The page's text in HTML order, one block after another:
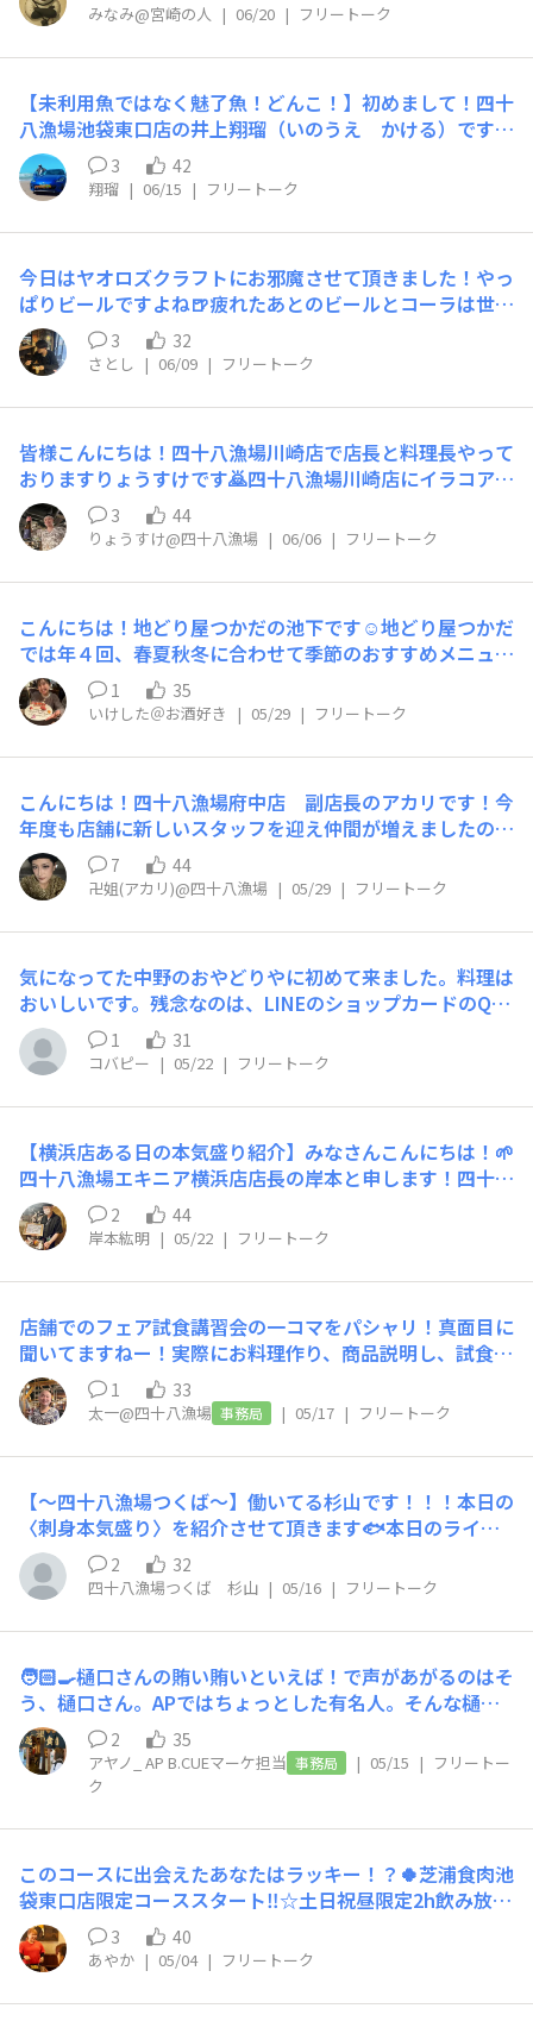
かけポン酢系！金華イワシを使用！(脂のりが抜群)そし
ちょいアクセントを！！天ぷらを塩とつゆで食べるだけは
なく、「それ以外」の食べ方でもっともっと楽しんでいた
だきたいという想いから新メニューとなりました！✨つま
める天ぷらって最高！！😆🍻続いてはドリンク！九段下
店名物やかん酎？！〇金のやかん酎10種類からお選びい
ただけます！お値段3.5倍の量は5倍っっ！注いで、注がれ
〇梅干し入りのバイバイスサワー！なんだか懐かしい味が
する…↑ホッピー&バイスがあるだけで下町感があって私
は好きです♡ホッとする感じ。サラリーマンが多い街九段
下ですが、みんなが落ち着くお店で帰ってきたくなる場所
でありたいなぁ…__________________________
_新メニュー紹介これぐらいにしておきます！あとはぜひ
も電車で9分🚃〒101-0051東京都千代田区 神田神保町3-4-
10 柳川ビル1F地下鉄半蔵門線「九段下駅」5番出口徒歩2
分地下鉄半蔵門線「神保町駅」A2番出口徒歩3分営業時
間 月〜金11:30〜14:00, 17:00〜23:00
ご予約、ご来店どしどしお待ちしております！♡YOSENA
BE投稿みたよ！って方には素敵な特典があるかも😆___
_________________挨拶申し遅れました…四十八漁
場九段下店の大里愛美(おおさとまなみ)と申します！1年
半ぶりに九段下店に戻ってまいりました！！✨飲むの食べ
るの大好き野郎…どころではないかも💦笑長くなってしま
が、以上とさせていただきます！皆様お待ちしておりま
す〜☺️！！今日もハッピーな1日になりますように✴︎
みなみ@宮崎の人 | 06/20 | フリートーク
【未利用魚ではなく魅了魚！どんこ！】初めまして！四十
八漁場池袋東口店の井上翔瑠（いのうえ かける）です！
今回はどんこ（エゾイソアイナメ）についてご紹介させて
いただいきます！このどんこはよく岩手県陸前高田市の契
約漁師さんが送ってくれています。始まりは東日本大震災
がきっかけで当時陸前高田市は膨大な被害が出てしまった
び漁師さんとタッグを組んで建て直していく過程の一つと
なったのがどんこです！どんこは未利用魚の一種で鮮度落
ちが早かったり見た目に賛否両論あったりとなかなか市場
では流通せずに捨てられていました。しかし、そこで当時
んこを贈ることに成功しました！当時の四十八漁場の料理
長の方々も普段のどんこと神経締めのどんこの違いに気づ
いてくれました！こんな思い出深いお魚のどんこを未利用
魚とは言わず魅了魚と言ってくれるように僕も日々お客様
にご紹介させていただきます！
3 42
翔瑠 | 06/15 | フリートーク
今日はヤオロズクラフトにお邪魔させて頂きました！やっ
ぱりビールですよね🍺疲れたあとのビールとコーラは世界
一です！看板メニューの地鶏のパリパリジューシーチキン
も炭じゃない良さも味わえますが、個人的には、、、、ク
リームチーズが最高でした！！ビールの良さをヤオロズだ
からこそ感じれました！クリームチーズみなさん食べてく
3 32
さとし | 06/09 | フリートーク
皆様こんにちは！四十八漁場川崎店で店長と料理長やって
おりますりょうすけです🙇四十八漁場川崎店にイラコアナ
ゴ(通称黒ハモ)がたくさん入りましたので紹介させていた
だきます！✨・産地・漁師北海道は道東地方より・美味し
い理由深海生物なので脂のりがよい！鮮度落ちが早いた
め、基本的には産地で消費されることが多い中、漁師直結
度で届けられております！・おすすめ調理法『白焼き』🔥
皮目の香りが香ばしく、思ってるよりも多めのワサビとと
もに食べれば口の中が幸せになる！『揚げ出し』🍆現在開
催中の高知フェアの甘長唐辛子、土佐鷹ナスと組み合わせ
に独特な匂いがありますが、焼くとあら不思議！香ばしく
良い香りに！通常のマアナゴに比べて、脂が多いためワサ
ビをたっぷりめが美味い！旨味も強く身も柔らかいため、
蒲焼よりも白焼きがベター！揚げ出し→身が多少薄く脂が
乗っているため、あえて長めの揚げ時間にすることでサク
ジュワ感が出ます！それをアツアツのお出汁に高知のお野
こと黒ハモちゃんにぜひ会いに来てください！四十八漁場
川崎店のりょうすけでした！
3 44
りょうすけ@四十八漁場 | 06/06 | フリートーク
こんにちは！地どり屋つかだの池下です☺️地どり屋つかだ
では年４回、春夏秋冬に合わせて季節のおすすめメニュー
をご用意しています！先日、ちょうど夏のおすすめの試食
会が行われたので、その一コマをシェアしたいと思います
🌻地どり屋つかだは1店舗しかないお店なので、ここでし
か食べられないこだわりの料理が並びます♪夏は美味しい
に並ぶのかとても楽しみですね😄6月の中旬頃に切り替わ
る予定です！お楽しみに🐓
1 35
いけした＠お酒好き | 05/29 | フリートーク
こんにちは！四十八漁場府中店 副店長のアカリです！今
年度も店舗に新しいスタッフを迎え仲間が増えましたので
府中店より輝いているスタッフ2名！ご紹介させてくださ
い！まず1人目は、4月に入社したフレッシュな大学一年
生東野舜（しゅん）くんです！知らないこと、できないこ
とは常に自分から知識を追求する前向きな姿勢がかっこい
---------東野 舜東京出身。明治大学文学部1年生です！食
べることが大好きで、いつも美味しい賄いに助けられてい
ます😌◯仕事内容ホール接客業務◯仕事のこだわりお客
様に満足していただける接客を目指し、一人ひとりの表情
ら行動することを心がけています。また、「また来た
い！」と思っていただけるよう、本気盛りや岡持ちなど、
四十八漁場ならではの魅力をしっかりお伝えすることを意
識しています！◯仕事のやりがい岡持ちを紹介した際に、
お客様が興味を持って「面白い！」と言ってくださる瞬間
や、自分がおすすめしたお魚を綺麗に食べ切っていただけ
の仕事の大きなやりがいです！◯おすすめの魚と調理法岡
持ち鮮魚のお刺身です！お魚を身だけでなく骨まで余すこ
となく楽しめるところが最高です！--------------------------
----------------------------舜は人生初アルバイトということ
ですがお客様との関わりの中でしっかりやりがいを見出し
て働いてくれる常にお客様想いなスタッフであることがわ
た荒木悠人さんの紹介です！----------------------------------
--------------------荒木悠人福岡県出身趣味はお酒を飲むこ
とと、野球観戦です東京には去年の10月に引っ越してき
ました。いつか東京ドームで野球観戦してみたいです！福
事内容営業前は仕込、料理長不在の時は魚を捌かせてもら
ったりしています。営業中はキッチン内の色んなポジショ
ンをさせてもらっています。◯仕事のこだわりその日出勤
した人がスムーズに営業出来るよう、準備をすること。最
近はなるべくコミュニケーションを取ること、見た目から
美味しそう！と思っていただけるような料理を出すことを
意識しています！◯仕事のやりがい忙しい営業を皆で終え
た時の達成感。四十八漁場ならではの強み本気盛りや1本
と言って頂けることです！◯おすすめの魚 調理法生の刺
身にゴマだれをかけて食べる、ゴマサバが好きです！-----
-------------------------------------------------荒木さんは入社
してまだ半年ほどですが未経験ながら魚捌きの勉強にも熱
心に取り組んでおり今では料理長に代わってお刺身や一本
魚のオーダーもこなしています！これからの成長に期待で
7 44
卍姐(アカリ)@四十八漁場 | 05/29 | フリートーク
気になってた中野のおやどりやに初めて来ました。料理は
おいしいです。残念なのは、LINEのショップカードのQR
コードが作成中って言われ、押すことが出来ませんでし
た。行ってもスタンプは押せませんので、行かれる方は注
意して下さい。下の画像です。
1 31
コバピー | 05/22 | フリートーク
【横浜店ある日の本気盛り紹介】みなさんこんにちは！🌱
四十八漁場エキニア横浜店店長の岸本と申します！四十八
漁場では高知フェアも大きな盛り上がりを見せており、岡
持ち鮮魚などで高知県の一本売り鮮魚も多く楽しんでいた
だいている中ですが……❗️本日は当店看板メニューの刺身
本気盛りにも、高知の九石大敷組合さんからビカビカの魚
を致します🤭​◾️本気盛りとは？いろんな産地から、旬の魚
ももちろん、なかなか市場では見ないような珍しい魚ま
で、なんと10点も盛り合わせているのがこの本気盛り❗️鮮
度感や多様な魚種・薬味もさることながら、漁師の一手間
横浜店 5/21の本気盛り🐟この日は高知フェアまっさか
り。繋がりあり、想いやこだわり詰まった素晴らしい魚送
ってくださる九石大敷組合さんの魚も多く盛り込まれてお
ります🔥どの魚も全て自信をもってオススメできるものば
かりなのですが、この日の個人的目玉は①長崎 鷹島 生本
マグロ②高知 須崎 ヒラソウダガツオ③高知 須崎 ハマフエ
の。日のよって店舗に届く部位も違うのですが、この日は
カマ付近の大トロ！舌の体温で脂が溶け、甘みが口いっぱ
いに広がります❗️ヒラソウダガツオは、九石大敷組合さん
のブランドフィッシュ！💪人によっては、「赤身魚の最高
峰」「本ガツオ以上の旨み」と評されることも少なくな
かなか地元以外では食べれません。この最高の魚が首都圏
の飲食店で食べられるのも、九石大敷組合さんの“九石締
め”と丁寧な品質管理があってこそ！ちなみに赤身魚大好
きな私は、もう九石のヒラソウダにメロメロです♡最後は
ハマフエフキ！こちらも九石大敷組合さんのイチオシの魚
です❗️なかなか飲食店で見かけること少ないこのお魚。旬
2 44
岸本紘明 | 05/22 | フリートーク
店舗でのフェア試食講習会の一コマをパシャリ！真面目に
聞いてますねー！実際にお料理作り、商品説明し、試食し
て、メモ！忙しい講習会です！笑お客様に産地のこだわり
を伝えるために大切な時間でもあります！
1 33
太一@四十八漁場 事務局 | 05/17 | フリートーク
【〜四十八漁場つくば〜】働いてる杉山です！！！本日の
〈刺身本気盛り〉を紹介させて頂きます🐟本日のライン
ナップは北海道 炙り〆サバ長崎 生本鮪🐟貝水晶
🐚 梅水晶をベースにアサリや貝ひもを和えたもので
す！・熊本天草ブランド真鯛✨みやび鯛🐟一般的な真鯛
に比べてもちっとした食感が特徴です！！・高知 九石大
メジナでございます✨・徳島 ヒゲソリダイ🐟・北海道
産 水タコ🐙コリコリ食感！！・カニの共和え かにみそ
とほぐし身を和えたものです！・福岡 糸島 シロアシエ
ビ🦐頭に味噌も詰まっているのでご一緒にお楽しみくださ
い✨・北海道産 イタヤ貝の貝柱🐚自家製の酢味噌も絶品
ネギも最後まで酢味噌で美味しく召し上がれます！
2 32
四十八漁場つくば 杉山 | 05/16 | フリートーク
🧑🏻‍🍳樋口さんの賄い賄いといえば！で声があがるのはそ
う、樋口さん。APではちょっとした有名人。そんな樋口
さんにお願いして最近作った賄いを教えてもらいました
👏🏻___ 以下、樋口さんの文章ですあんかけお好みやキ
ッシュ！卵白と黄身割れた玉子 冷蔵保管して足りない
掃除した部分？ を刻んで フライパンで炒める玉子地
に 水 酒 白だし入れて フライパンに入れる この
時 木耳 紅生姜 ネギも入れる蓋をして両面弱火で焼く
小鍋に 酒 醤油 ほんだし 白だし 水入れて 沸か
し カタクリでとろみ付けて あんに切り分けて あんか
けて 青のり かつおぶし かけて 完成っ！！_____
2 35
アヤノ_ AP B.CUEマーケ担当 事務局 | 05/15 | フリートー
ク
このコースに出会えたあなたはラッキー！？🍀芝浦食肉池
袋東口店限定コーススタート‼️☆土日祝昼限定2h飲み放題
付きセット2980円(税込)乾杯生ビール付き🍻※+500円(税
込)で生ビールも飲み放題！・出来たて生キムチ・枝豆・
豚タンネギ塩・コリコリの塩焼き・ポテトフライ☆月～木
限定2h飲み放題付きセット2980円(税込)乾杯生ビール付
3 40
あやか | 05/04 | フリートーク